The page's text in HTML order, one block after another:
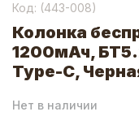
Код: (443-008)
Колонка
1200мАч,
Type-C,
Нет в наличии